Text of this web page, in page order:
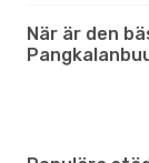
När är den